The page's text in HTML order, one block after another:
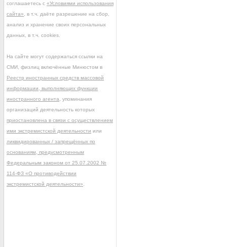
соглашаетесь с «Условиями использования
сайта» , в т.ч. даёте разрешение на сбор,
анализ и хранение своих персональных
данных, в т.ч. cookies.
На сайте могут содержаться ссылки на
СМИ, физлиц включённые Минюстом в
Реестр иностранных средств массовой
информации, выполняющих функции
иностранного агента , упоминания
организаций деятельность которых
приостановлена в связи с осуществлением
ими экстремистской деятельности или
ликвидированных / запрещённых по
основаниям, предусмотренным
Федеральным законом от 25.07.2002 №
114-ФЗ «О противодействии
экстремистской деятельности»